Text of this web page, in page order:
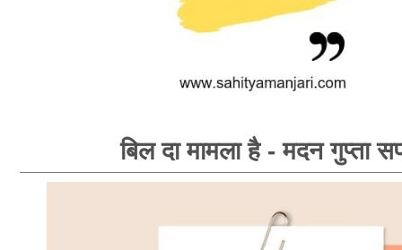
बिल दा मामला है - मदन गुप्ता